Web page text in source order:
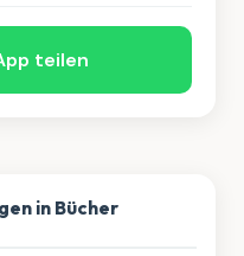
teilen
in Bücher